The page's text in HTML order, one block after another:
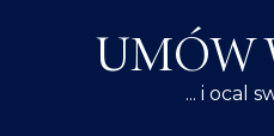
UMÓW
... i ocal